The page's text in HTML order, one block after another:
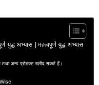
अभ्यास | महत्वपूर्ण युद्ध अभ्यास
तथा अन्य प्रोडक्ट खरीद सकते हैं।